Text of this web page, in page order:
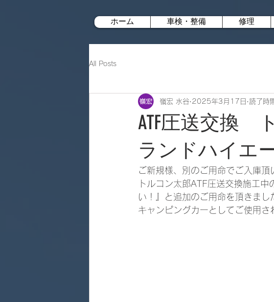
ホーム 車検・整備 修理
All Posts
ATF圧送交換
ランドハイエ
嶺宏 水谷 2025年3月17日 読了時
ご新規様、別のご用命でご入庫
トルコン太郎ATF圧送交換施工
い！』と追加のご用命を頂きまし
キャンピングカーとしてご使用さ